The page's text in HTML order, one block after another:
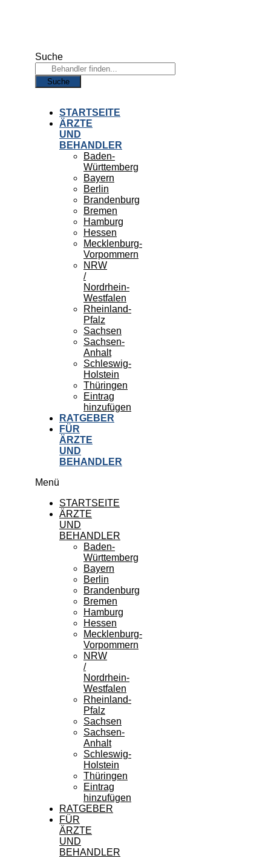
Suche
Suche
STARTSEITE
ÄRZTE
UND
BEHANDLER
Baden-
Württemberg
Bayern
Berlin
Brandenburg
Bremen
Hamburg
Hessen
Mecklenburg-
Vorpommern
NRW
/
Nordrhein-
Westfalen
Rheinland-
Pfalz
Sachsen
Sachsen-
Anhalt
Schleswig-
Holstein
Thüringen
Eintrag
hinzufügen
RATGEBER
FÜR
ÄRZTE
UND
BEHANDLER
Menü
STARTSEITE
ÄRZTE
UND
BEHANDLER
Baden-
Württemberg
Bayern
Berlin
Brandenburg
Bremen
Hamburg
Hessen
Mecklenburg-
Vorpommern
NRW
/
Nordrhein-
Westfalen
Rheinland-
Pfalz
Sachsen
Sachsen-
Anhalt
Schleswig-
Holstein
Thüringen
Eintrag
hinzufügen
RATGEBER
FÜR
ÄRZTE
UND
BEHANDLER